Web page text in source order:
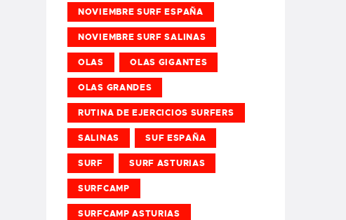
NOVIEMBRE SURF ESPAÑA
NOVIEMBRE SURF SALINAS
OLAS OLAS GIGANTES
OLAS GRANDES
RUTINA DE EJERCICIOS SURFERS
SALINAS SUF ESPAÑA
SURF SURF ASTURIAS
SURFCAMP
SURFCAMP ASTURIAS